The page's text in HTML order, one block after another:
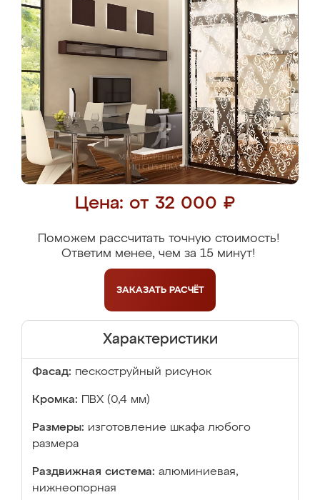
Цена: от 32 000 ₽
Поможем рассчитать точную стоимость!
Ответим менее, чем за 15 минут!
ЗАКАЗАТЬ РАСЧЁТ
Характеристики
Фасад: пескоструйный рисунок
Кромка: ПВХ (0,4 мм)
Размеры: изготовление шкафа любого
размера
Раздвижная система: алюминиевая,
нижнеопорная